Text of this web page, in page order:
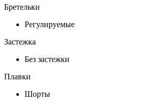
Бретельки
Регулируемые
Застежка
Без застежки
Плавки
Шорты